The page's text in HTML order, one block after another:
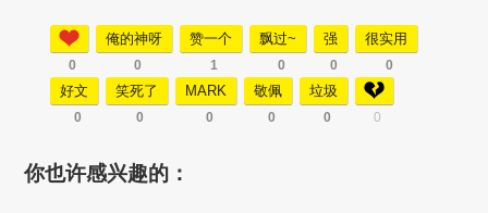
0
俺的神呀
0
赞一个
1
飘过~
0
强
0
很实用
0
好文
0
笑死了
0
MARK
0
敬佩
0
垃圾
0 0
你也许感兴趣的：